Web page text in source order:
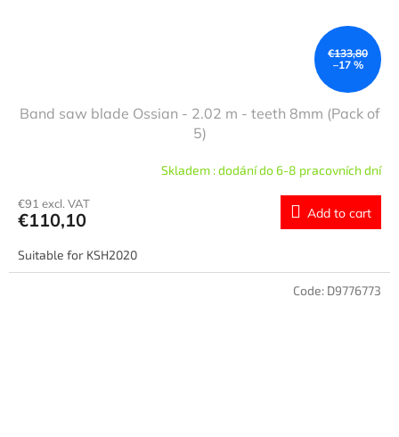
€133,80
–17 %
Band saw blade Ossian - 2.02 m - teeth 8mm (Pack of
5)
Skladem : dodání do 6-8 pracovních dní
€91 excl. VAT
€110,10 Add to cart
Suitable for KSH2020
Code: D9776773